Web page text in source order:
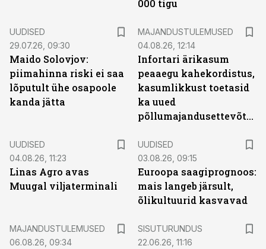
000 tigu
UUDISED
29.07.26, 09:30
Maido Solovjov:
piimahinna riski ei saa
lõputult ühe osapoole
kanda jätta
MAJANDUSTULEMUSED
04.08.26, 12:14
Infortari ärikasum
peaaegu kahekordistus,
kasumlikkust toetasid
ka uued
põllumajandusettevõtted
UUDISED
04.08.26, 11:23
Linas Agro avas
Muugal viljaterminali
UUDISED
03.08.26, 09:15
Euroopa saagiprognoos:
mais langeb järsult,
õlikultuurid kasvavad
MAJANDUSTULEMUSED
06.08.26, 09:34
SISUTURUNDUS
22.06.26, 11:16